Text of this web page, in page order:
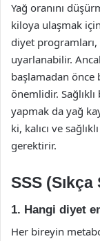
Yağ oranını
kiloya ulaşmak
diyet
uyarlanabilir.
başlamadan önce
önemlidir.
yapmak da yağ
ki, kalıcı ve
gerektirir.
SSS
1. Hangi diyet
Her bireyin